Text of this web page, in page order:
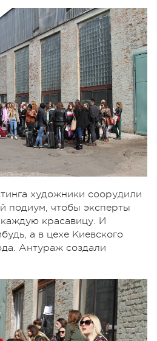
художники соорудили
подиум, чтобы эксперты
каждую красавицу. И
а в цехе Киевского
Антураж создали